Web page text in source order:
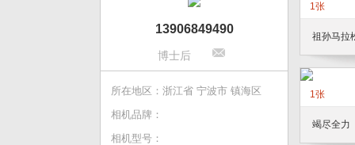
13906849490
博士后
所在地区：浙江省 宁波市 镇海区
相机品牌：
相机型号：
1张
祖孙马拉
1张
竭尽全力